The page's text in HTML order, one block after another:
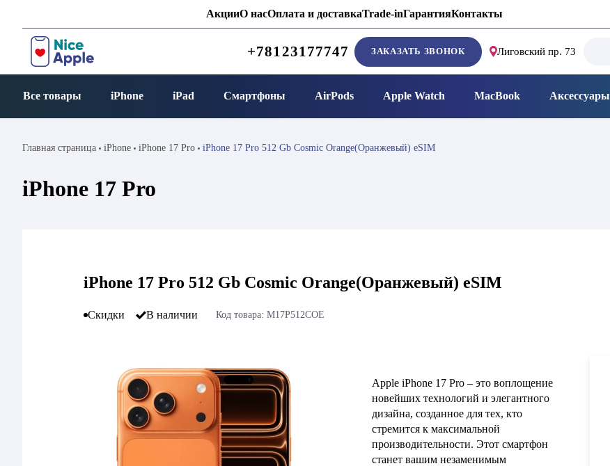
АкцииО насОплата и доставкаTrade-inГарантияКонтакты
+78123177747 ЗАКАЗАТЬ ЗВОНОК Лиговский пр. 73
Все товары iPhone iPad Смартфоны AirPods Apple Watch MacBook Аксессуары
Главная страница iPhone iPhone 17 Pro iPhone 17 Pro 512 Gb Cosmic Orange(Оранжевый) eSIM
iPhone 17 Pro
iPhone 17 Pro 512 Gb Cosmic Orange(Оранжевый) eSIM
Скидки В наличии Код товара: M17P512COE
Apple iPhone 17 Pro – это воплощение
новейших технологий и элегантного
дизайна, созданное для тех, кто
стремится к максимальной
производительности. Этот смартфон
станет вашим незаменимым